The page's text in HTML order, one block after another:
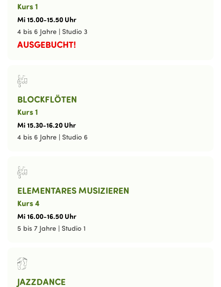
Kurs 1
Mi 15.00-15.50 Uhr
4 bis 6 Jahre | Studio 3
AUSGEBUCHT!
BLOCKFLÖTEN
Kurs 1
Mi 15.30-16.20 Uhr
4 bis 6 Jahre | Studio 6
ELEMENTARES MUSIZIEREN
Kurs 4
Mi 16.00-16.50 Uhr
5 bis 7 Jahre | Studio 1
JAZZDANCE